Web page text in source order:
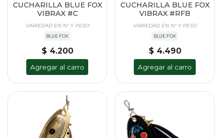
CUCHARILLA BLUE FOX
VIBRAX #C
VARIEDAD EN N° Y PESO
BLUE FOX
$ 4.200
Agregar al carro
CUCHARILLA BLUE FOX
VIBRAX #RFB
VARIEDAD EN N° Y PESO
BLUE FOX
$ 4.490
Agregar al carro